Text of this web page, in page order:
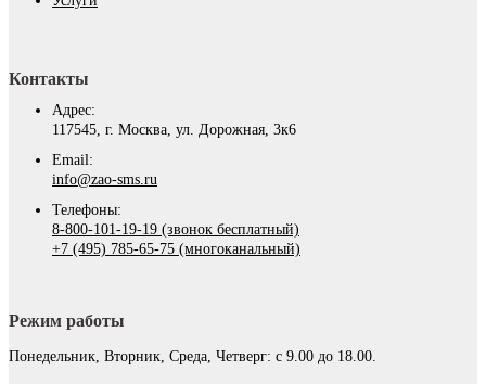
Контакты
Адрес:
117545, г. Москва, ул. Дорожная, 3к6
Email:
info@zao-sms.ru
Телефоны:
8-800-101-19-19 (звонок бесплатный)
+7 (495) 785-65-75 (многоканальный)
Режим работы
Понедельник, Вторник, Среда, Четверг: с 9.00 до 18.00.